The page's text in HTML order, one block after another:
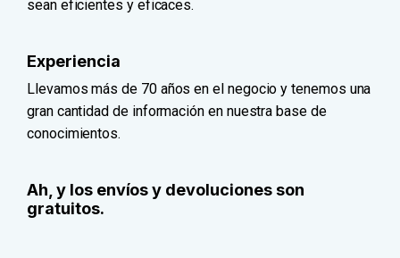
sean eficientes y eficaces.
Experiencia
Llevamos más de 70 años en el negocio y tenemos una
gran cantidad de información en nuestra base de
conocimientos.
Ah, y los envíos y devoluciones son
gratuitos.